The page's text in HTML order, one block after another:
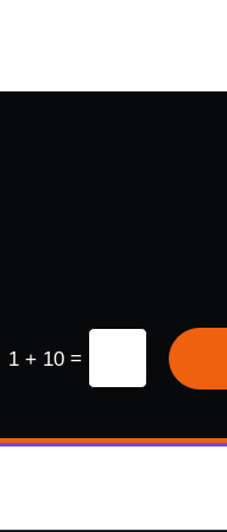
1 + 10=